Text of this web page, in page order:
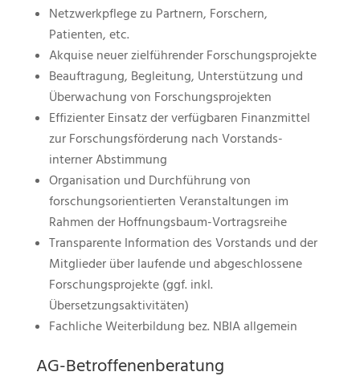
Netzwerkpflege zu Partnern, Forschern,
Patienten, etc.
Akquise neuer zielführender Forschungsprojekte
Beauftragung, Begleitung, Unterstützung und
Überwachung von Forschungsprojekten
Effizienter Einsatz der verfügbaren Finanzmittel
zur Forschungsförderung nach Vorstands-
interner Abstimmung
Organisation und Durchführung von
forschungsorientierten Veranstaltungen im
Rahmen der Hoffnungsbaum-Vortragsreihe
Transparente Information des Vorstands und der
Mitglieder über laufende und abgeschlossene
Forschungsprojekte (ggf. inkl.
Übersetzungsaktivitäten)
Fachliche Weiterbildung bez. NBIA allgemein
AG-Betroffenenberatung